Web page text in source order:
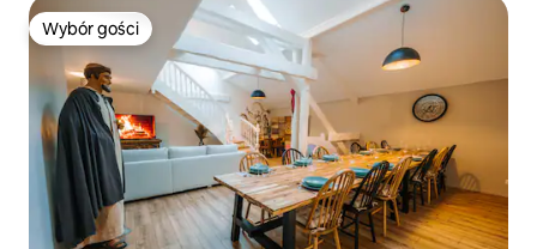
Wybór gości
Wybór gości